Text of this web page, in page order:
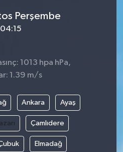
Perşembe
04:15
1013 hpa hPa,
1.39 m/s
Ankara Ayaş
Çamlıdere
Elmadağ